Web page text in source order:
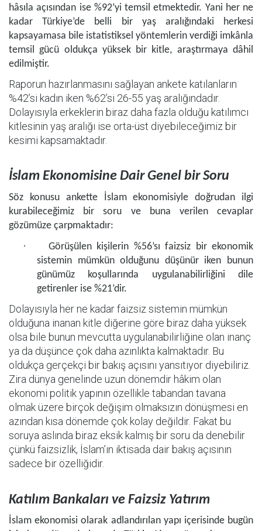
hâsıla açısından ise %92’yi temsil etmektedir. Yani her ne
kadar Türkiye’de belli bir yaş aralığındaki herkesi
kapsayamasa bile istatistiksel yöntemlerin verdiği imkânla
temsil gücü oldukça yüksek bir kitle, araştırmaya dâhil
edilmiştir.
Raporun hazırlanmasını sağlayan ankete katılanların
%42’si kadın iken %62’si 26-55 yaş aralığındadır.
Dolayısıyla erkeklerin biraz daha fazla olduğu katılımcı
kitlesinin yaş aralığı ise orta-üst diyebileceğimiz bir
kesimi kapsamaktadır.
İslam Ekonomisine Dair Genel bir Soru
Söz konusu ankette İslam ekonomisiyle doğrudan ilgi
kurabileceğimiz bir soru ve buna verilen cevaplar
gözümüze çarpmaktadır:
·
Görüşülen kişilerin %56’sı faizsiz bir ekonomik
sistemin mümkün olduğunu düşünür iken bunun
günümüz koşullarında uygulanabilirliğini dile
getirenler ise %21’dir.
Dolayısıyla her ne kadar faizsiz sistemin mümkün
olduğuna inanan kitle diğerine göre biraz daha yüksek
olsa bile bunun mevcutta uygulanabilirliğine olan inanç
ya da düşünce çok daha azınlıkta kalmaktadır. Bu
oldukça gerçekçi bir bakış açısını yansıtıyor diyebiliriz.
Zira dünya genelinde uzun dönemdir hâkim olan
ekonomi politik yapının özellikle tabandan tavana
olmak üzere birçok değişim olmaksızın dönüşmesi en
azından kısa dönemde çok kolay değildir. Fakat bu
soruya aslında biraz eksik kalmış bir soru da denebilir
çünkü faizsizlik, İslam’ın iktisada dair bakış açısının
sadece bir özelliğidir.
Katılım Bankaları ve Faizsiz Yatırım
İslam ekonomisi olarak adlandırılan yapı içerisinde bugün